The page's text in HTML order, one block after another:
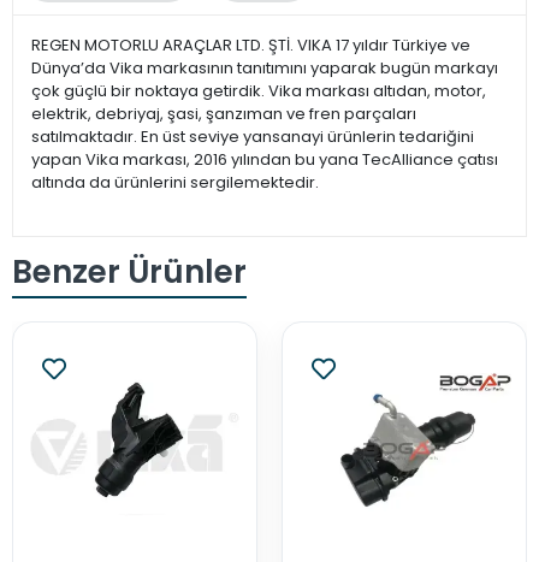
REGEN MOTORLU ARAÇLAR LTD. ŞTİ. VIKA 17 yıldır Türkiye ve
Dünya’da Vika markasının tanıtımını yaparak bugün markayı
çok güçlü bir noktaya getirdik. Vika markası altıdan, motor,
elektrik, debriyaj, şasi, şanzıman ve fren parçaları
satılmaktadır. En üst seviye yansanayi ürünlerin tedariğini
yapan Vika markası, 2016 yılından bu yana TecAlliance çatısı
altında da ürünlerini sergilemektedir.
Benzer Ürünler